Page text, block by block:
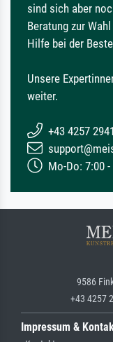
sind sich aber
Beratung zur
Hilfe bei der
Unsere
weiter.
+43 4257
Mo-Do: 7:00
9586
+43 4257
Impressum &